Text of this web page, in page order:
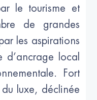
le tourisme et
de grandes
les aspirations
d’ancrage local
Fort
luxe, déclinée